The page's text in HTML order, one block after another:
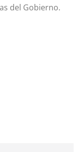
del Gobierno.